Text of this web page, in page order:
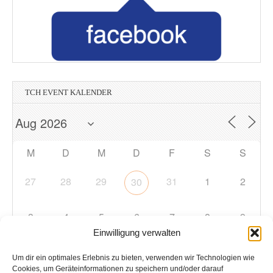
Einwilligung verwalten
Um dir ein optimales Erlebnis zu bieten, verwenden wir Technologien wie
Cookies, um Geräteinformationen zu speichern und/oder darauf
TCH EVENT KALENDER
M D M D F S S
27 28 29 30 31 1 2
3 4 5 6 7 8 9
10 11 12 13 14 15